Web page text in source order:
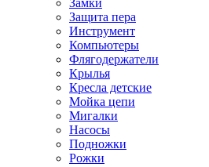
Замки
Защита пера
Инструмент
Компьютеры
Флягодержатели
Крылья
Кресла детские
Мойка цепи
Мигалки
Насосы
Подножки
Рожки